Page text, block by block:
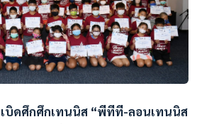
บิดศึกศึกเทนนิส “พีทีที-ลอนเทนนิส